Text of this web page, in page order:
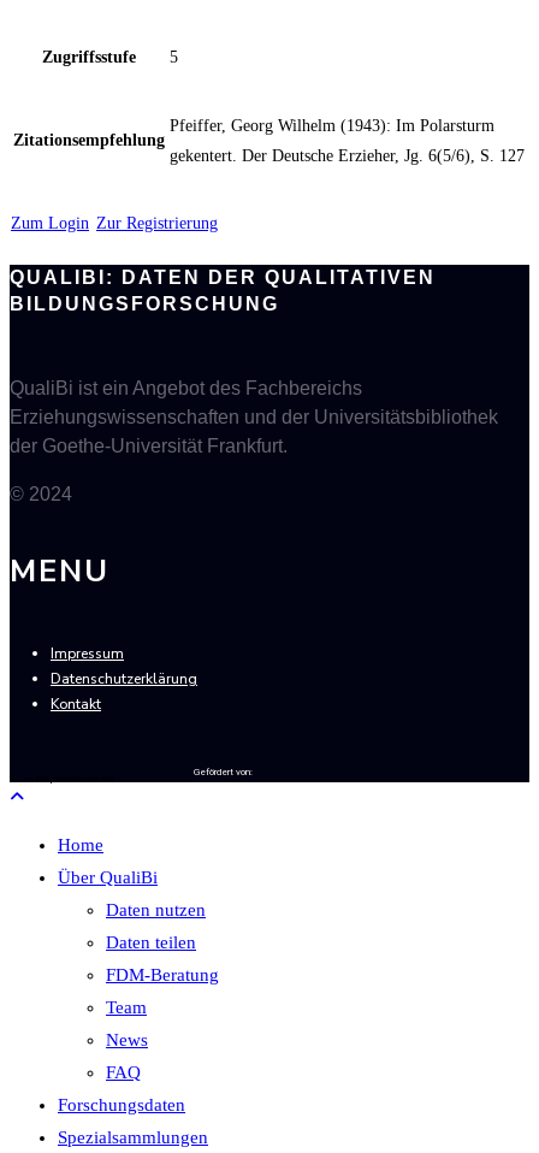
Zugriffsstufe 5
Zitationsempfehlung
Pfeiffer, Georg Wilhelm (1943): Im Polarsturm
gekentert. Der Deutsche Erzieher, Jg. 6(5/6), S. 127
Zum Login Zur Registrierung
QUALIBI: DATEN DER QUALITATIVEN
BILDUNGSFORSCHUNG
QualiBi ist ein Angebot des Fachbereichs
Erziehungswissenschaften und der Universitätsbibliothek
der Goethe-Universität Frankfurt.
© 2024
MENU
Impressum
Datenschutzerklärung
Kontakt
Gefördert von:
Home
Über QualiBi
Daten nutzen
Daten teilen
FDM-Beratung
Team
News
FAQ
Forschungsdaten
Spezialsammlungen